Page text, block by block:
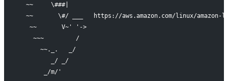
  ~~     \###|
~~       \#/ ___   https://aws.amazon.com/linux/amazon-
   ~~       V~' '->
    ~~~         /
      ~~._.   _/
         _/ _/
       _/m/'